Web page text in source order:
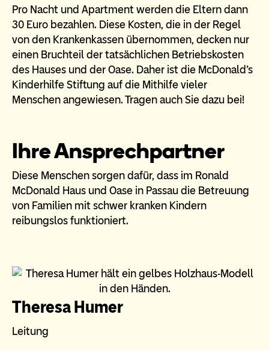
Pro Nacht und Apartment werden die Eltern dann
30 Euro bezahlen. Diese Kosten, die in der Regel
von den Krankenkassen übernommen, decken nur
einen Bruchteil der tatsächlichen Betriebskosten
des Hauses und der Oase. Daher ist die McDonald’s
Kinderhilfe Stiftung auf die Mithilfe vieler
Menschen angewiesen. Tragen auch Sie dazu bei!
Ihre Ansprechpartner
Diese Menschen sorgen dafür, dass im Ronald
McDonald Haus und Oase in Passau die Betreuung
von Familien mit schwer kranken Kindern
reibungslos funktioniert.
Theresa Humer
Leitung